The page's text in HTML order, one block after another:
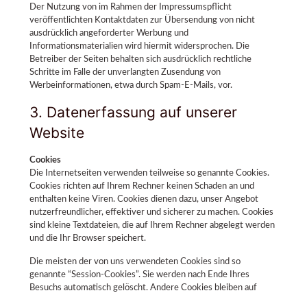
Der Nutzung von im Rahmen der Impressumspflicht
veröffentlichten Kontaktdaten zur Übersendung von nicht
ausdrücklich angeforderter Werbung und
Informationsmaterialien wird hiermit widersprochen. Die
Betreiber der Seiten behalten sich ausdrücklich rechtliche
Schritte im Falle der unverlangten Zusendung von
Werbeinformationen, etwa durch Spam-E-Mails, vor.
3. Datenerfassung auf unserer
Website
Cookies
Die Internetseiten verwenden teilweise so genannte Cookies.
Cookies richten auf Ihrem Rechner keinen Schaden an und
enthalten keine Viren. Cookies dienen dazu, unser Angebot
nutzerfreundlicher, effektiver und sicherer zu machen. Cookies
sind kleine Textdateien, die auf Ihrem Rechner abgelegt werden
und die Ihr Browser speichert.
Die meisten der von uns verwendeten Cookies sind so
genannte “Session-Cookies”. Sie werden nach Ende Ihres
Besuchs automatisch gelöscht. Andere Cookies bleiben auf